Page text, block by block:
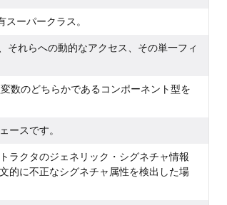
ーパークラス。
それらへの動的なアクセス、その単一フィ
数のどちらかであるコンポーネント型を
ースです。
ラクタのジェネリック・シグネチャ情報
的に不正なシグネチャ属性を検出した場